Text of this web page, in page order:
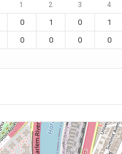
1 2 3 4
0 1 0 1
0 0 0 0